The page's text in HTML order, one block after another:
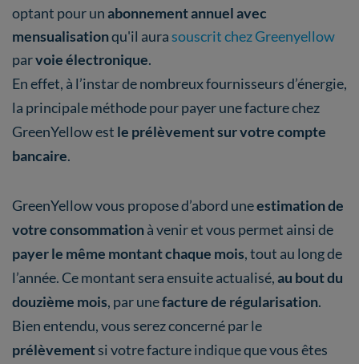
optant pour unabonnement annuel avec
mensualisationqu'il aurasouscrit chez Greenyellow
parvoie électronique.
En effet, à l’instar de nombreux fournisseurs d’énergie,
la principale méthode pour payer une facture chez
GreenYellow est le prélèvementsur votre compte
bancaire.
GreenYellow vous propose d’abord uneestimation de
votre consommationà venir et vous permet ainsi de
payer le même montant chaque mois, tout au long de
l’année. Ce montant sera ensuite actualisé,au bout du
douzième mois, par unefacture de régularisation.
Bien entendu, vous serez concerné par le
prélèvementsi votre facture indique que vous êtes